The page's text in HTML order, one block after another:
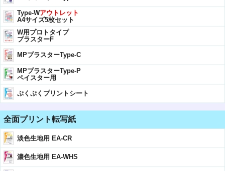
Type-Wアウトレット
A4サイズ5枚セット
W用プロトタイプ
プラスターF
MPプラスターType-C
MPプラスターType-P
ペイスター用
ぷくぷくプリントシート
全面プリント転写紙
淡色生地用 EA-CR
濃色生地用 EA-WHS